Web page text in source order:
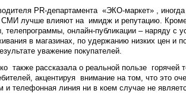
PR-департамента «ЭКО-маркет» ,
СМИ лучше влияют на имидж и репутацию. Кроме
телепрограммы, онлайн-публикации – наряду с
в магазинах, по удержанию низких цен и
уважение покупателей.
также рассказала о реальной пользе горячей
акцентируя внимание на том, что это
и телефонная линия ни в коем случае не